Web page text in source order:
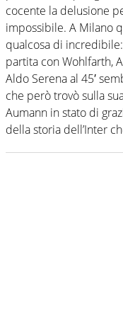
cocente la delusione
impossibile. A Milano
qualcosa di
partita con Wohlfarth,
Aldo Serena al 45′
che però trovò sulla
Aumann in stato di
della storia dell’Inter